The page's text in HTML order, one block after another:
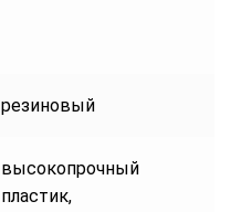
резиновый
высокопрочный
пластик,